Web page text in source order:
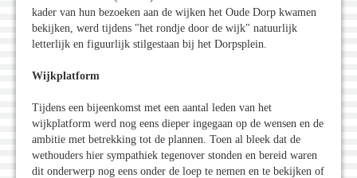
kader van hun bezoeken aan de wijken het Oude Dorp kwamen
bekijken, werd tijdens "het rondje door de wijk" natuurlijk
letterlijk en figuurlijk stilgestaan bij het Dorpsplein.
Wijkplatform
Tijdens een bijeenkomst met een aantal leden van het
wijkplatform werd nog eens dieper ingegaan op de wensen en de
ambitie met betrekking tot de plannen. Toen al bleek dat de
wethouders hier sympathiek tegenover stonden en bereid waren
dit onderwerp nog eens onder de loep te nemen en te bekijken of